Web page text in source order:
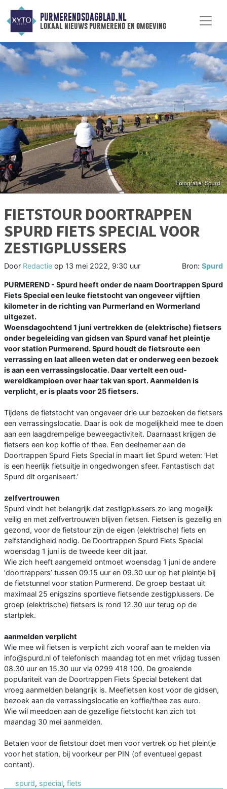
PURMERENDSDAGBLAD.NL
lokaal nieuws purmerend en omgeving
FIETSTOUR DOORTRAPPEN
SPURD FIETS SPECIAL VOOR
ZESTIGPLUSSERS
Door Redactie op 13 mei 2022, 9:30 uur Bron: Spurd
PURMEREND - Spurd heeft onder de naam Doortrappen Spurd
Fiets Special een leuke fietstocht van ongeveer vijftien
kilometer in de richting van Purmerland en Wormerland
uitgezet.
Woensdagochtend 1 juni vertrekken de (elektrische) fietsers
onder begeleiding van gidsen van Spurd vanaf het pleintje
voor station Purmerend. Spurd houdt de fietsroute een
verrassing en laat alleen weten dat er onderweg een bezoek
is aan een verrassingslocatie. Daar vertelt een oud-
wereldkampioen over haar tak van sport. Aanmelden is
verplicht, er is plaats voor 25 fietsers.
Tijdens de fietstocht van ongeveer drie uur bezoeken de fietsers
een verrassingslocatie. Daar is ook de mogelijkheid mee te doen
aan een laagdrempelige beweegactiviteit. Daarnaast krijgen de
fietsers een kop koffie of thee. Een deelnemer aan de
Doortrappen Spurd Fiets Special in maart liet Spurd weten: ‘Het
is een heerlijk fietsuitje in ongedwongen sfeer. Fantastisch dat
Spurd dit organiseert.’
zelfvertrouwen
Spurd vindt het belangrijk dat zestigplussers zo lang mogelijk
veilig en met zelfvertrouwen blijven fietsen. Fietsen is gezellig en
gezond, voor de fietstour zijn de eigen (elektrische) fiets en
zelfstandigheid nodig. De Doortrappen Spurd Fiets Special
woensdag 1 juni is de tweede keer dit jaar.
Wie zich heeft aangemeld ontmoet woensdag 1 juni de andere
‘doortrappers’ tussen 09.15 uur en 09.30 uur op het pleintje bij
de fietstunnel voor station Purmerend. De groep bestaat uit
maximaal 25 enigszins sportieve fietsende zestigplussers. De
groep (elektrische) fietsers is rond 12.30 uur terug op de
startplek.
aanmelden verplicht
Wie mee wil fietsen is verplicht zich vooraf aan te melden via
info@spurd.nl of telefonisch maandag tot en met vrijdag tussen
08.30 uur en 15.30 uur via 0299 418 100. De groeiende
populariteit van de Doortrappen Fiets Special betekent dat
vroeg aanmelden belangrijk is. Meefietsen kost voor de gidsen,
bezoek aan de verrassingslocatie en koffie/thee zes euro.
Wie wil meedoen aan de gezellige fietstocht kan zich tot
maandag 30 mei aanmelden.
Betalen voor de fietstour doet men voor vertrek op het pleintje
voor het station, bij voorkeur per PIN (of eventueel gepast
contant).
spurd, special, fiets